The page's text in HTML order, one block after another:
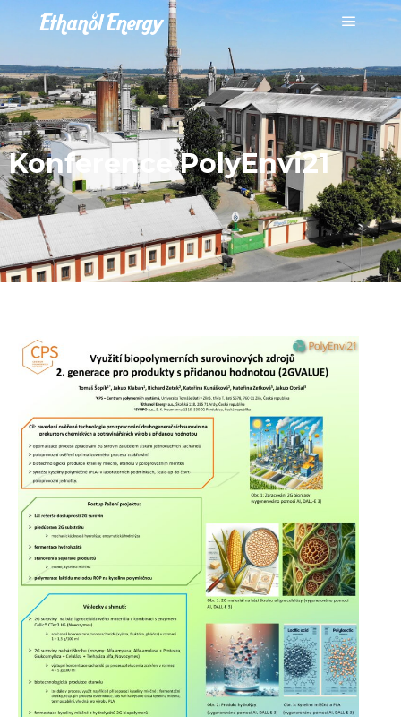
Konference PolyEnvi21